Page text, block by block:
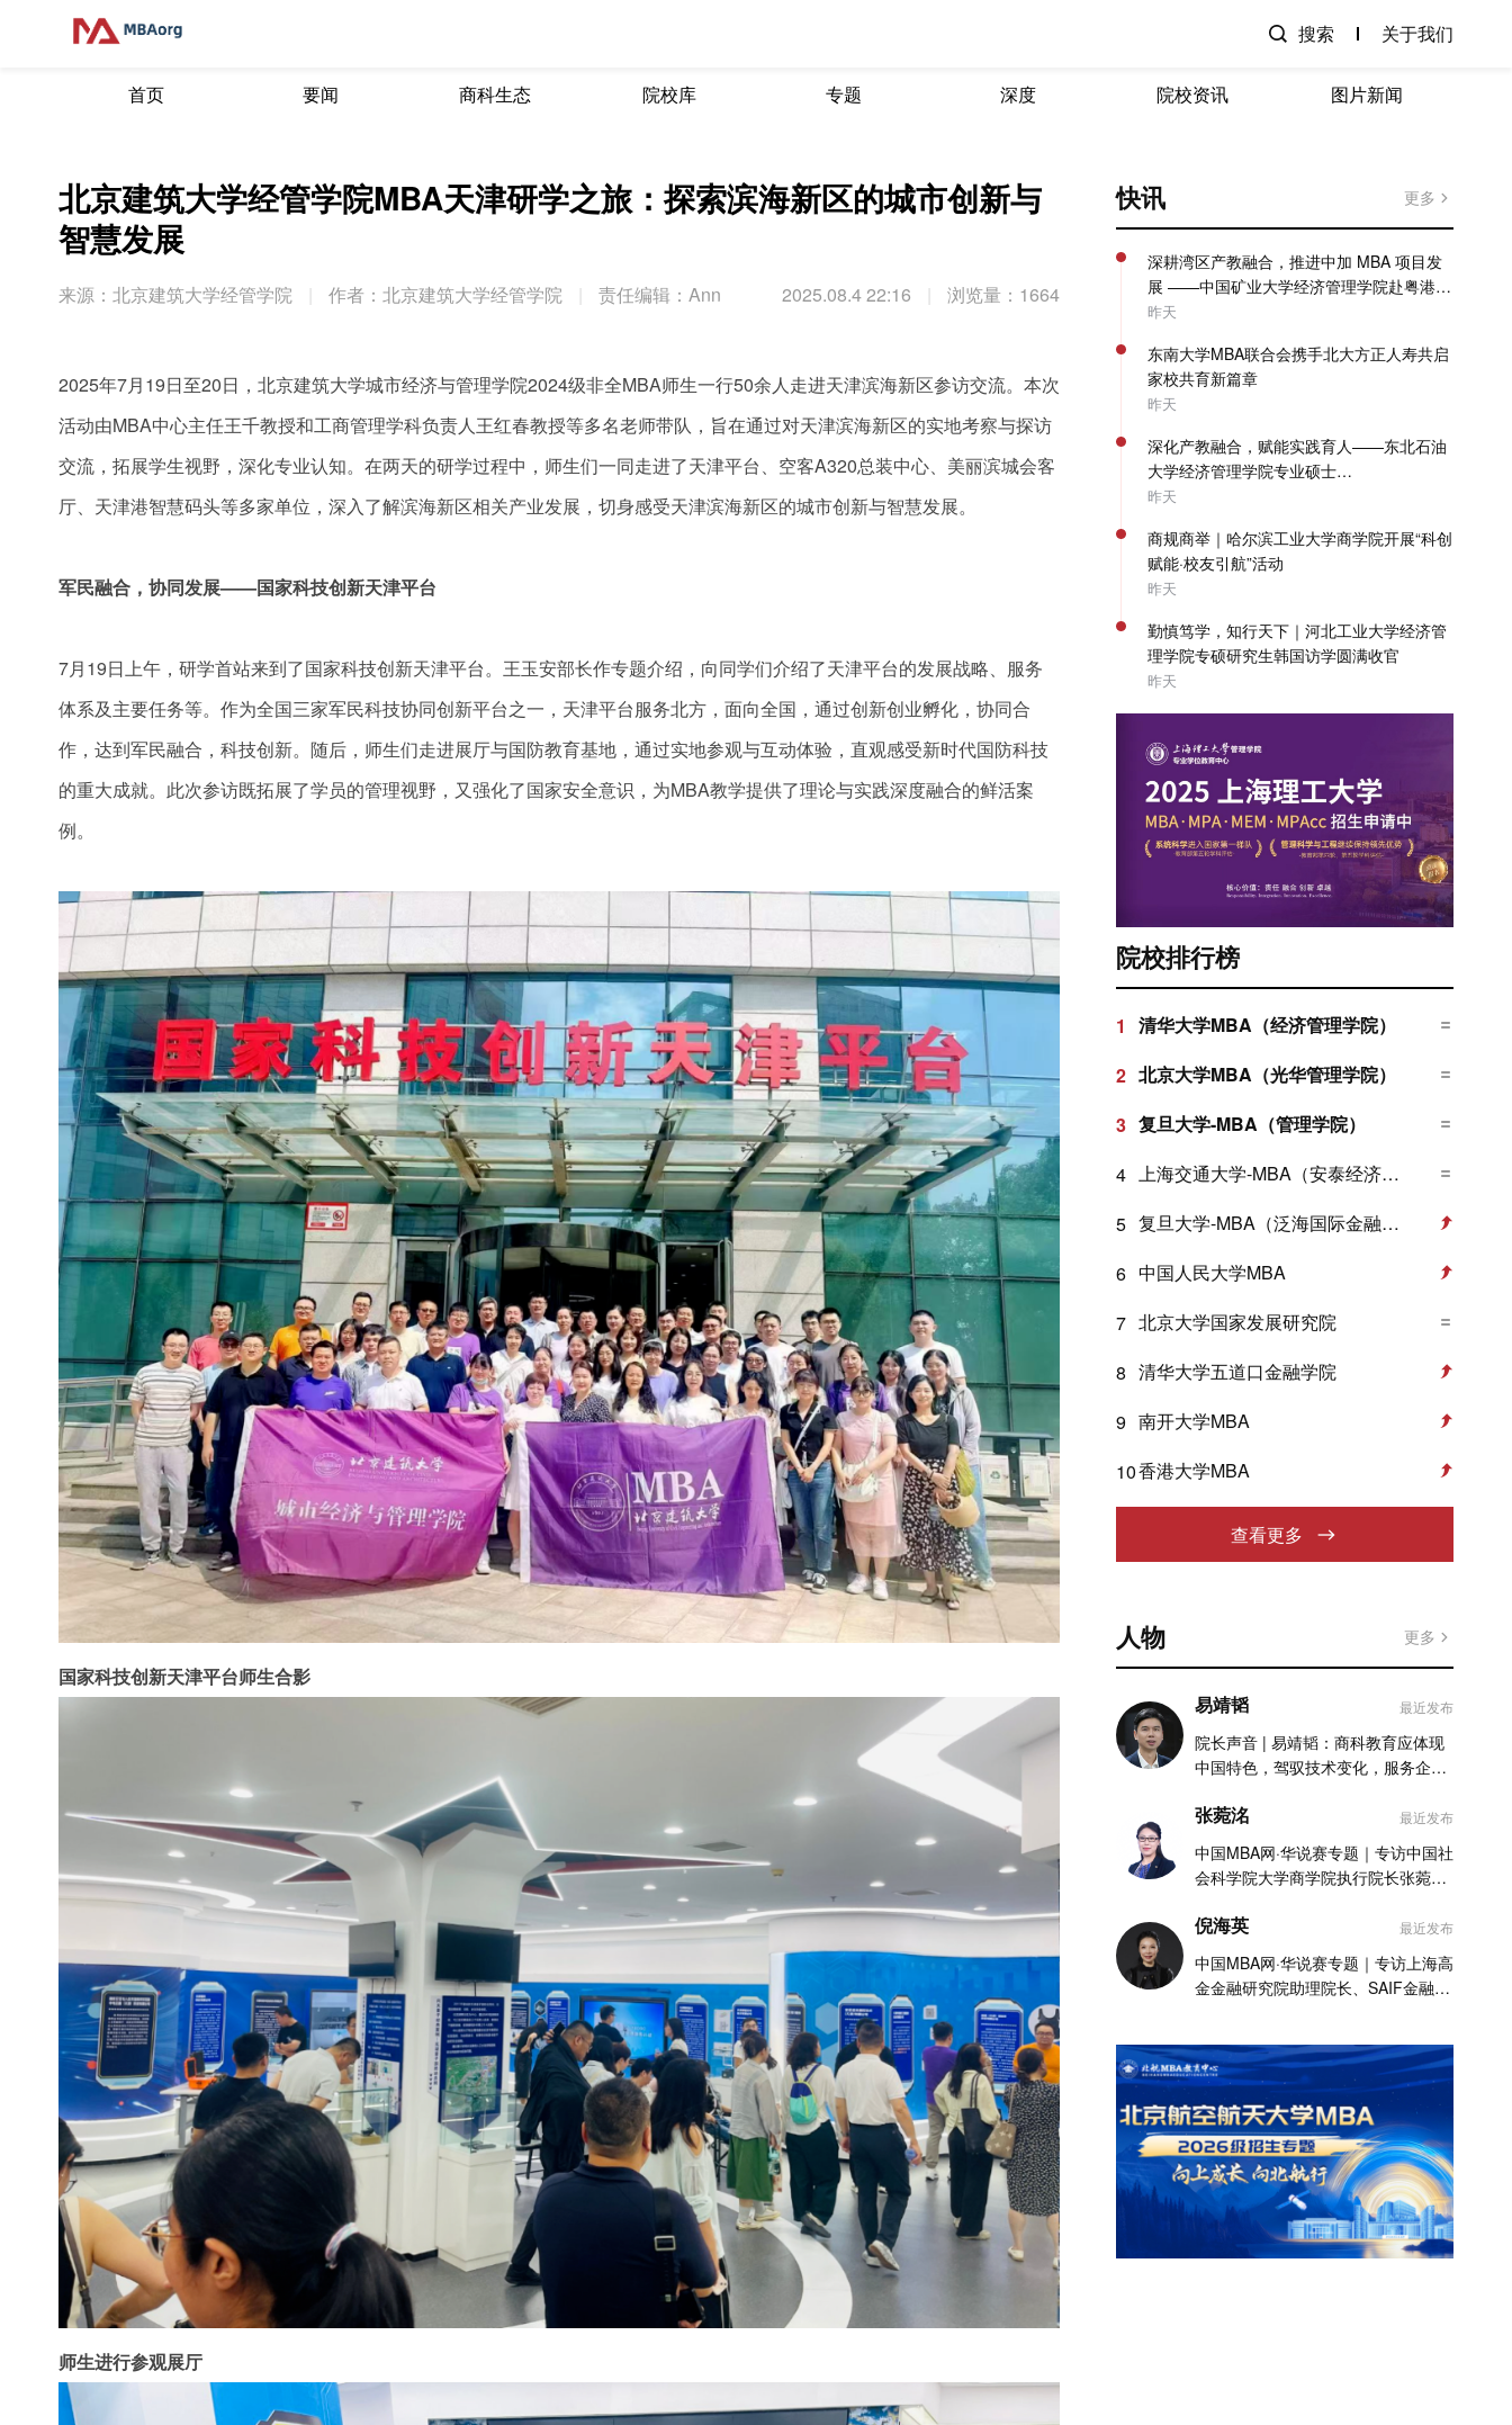
搜索 关于我们
首页 要闻 商科生态 院校库 专题 深度 院校资讯 图片新闻
北京建筑大学经管学院MBA天津研学之旅：探索滨海新区的城市创新与
智慧发展
来源：北京建筑大学经管学院 作者：北京建筑大学经管学院 责任编辑：Ann 2025.08.4 22:16 浏览量：1664
2025年7月19日至20日，北京建筑大学城市经济与管理学院2024级非全MBA师生一行50余人走进天津滨海新区参访交流。本次
活动由MBA中心主任王千教授和工商管理学科负责人王红春教授等多名老师带队，旨在通过对天津滨海新区的实地考察与探访
交流，拓展学生视野，深化专业认知。在两天的研学过程中，师生们一同走进了天津平台、空客A320总装中心、美丽滨城会客
厅、天津港智慧码头等多家单位，深入了解滨海新区相关产业发展，切身感受天津滨海新区的城市创新与智慧发展。
军民融合，协同发展——国家科技创新天津平台
7月19日上午，研学首站来到了国家科技创新天津平台。王玉安部长作专题介绍，向同学们介绍了天津平台的发展战略、服务
体系及主要任务等。作为全国三家军民科技协同创新平台之一，天津平台服务北方，面向全国，通过创新创业孵化，协同合
作，达到军民融合，科技创新。随后，师生们走进展厅与国防教育基地，通过实地参观与互动体验，直观感受新时代国防科技
的重大成就。此次参访既拓展了学员的管理视野，又强化了国家安全意识，为MBA教学提供了理论与实践深度融合的鲜活案
例。
国家科技创新天津平台师生合影
师生进行参观展厅
快讯 更多
深耕湾区产教融合，推进中加 MBA 项目发
展 ——中国矿业大学经济管理学院赴粤港澳
开展专项走访调研
昨天
东南大学MBA联合会携手北大方正人寿共启
家校共育新篇章
昨天
深化产教融合，赋能实践育人——东北石油
大学经济管理学院专业硕士
（MBA/MPAcc）系列教学活动圆满收官
昨天
商规商举｜哈尔滨工业大学商学院开展“科创
赋能·校友引航”活动
昨天
勤慎笃学，知行天下｜河北工业大学经济管
理学院专硕研究生韩国访学圆满收官
昨天
院校排行榜
1
清华大学MBA（经济管理学院）
2 北京大学MBA（光华管理学院）
3 复旦大学-MBA（管理学院）
4
上海交通大学-MBA（安泰经济与管理学院）
5
复旦大学-MBA（泛海国际金融学院）
6 中国人民大学MBA
7 北京大学国家发展研究院
8 清华大学五道口金融学院
9 南开大学MBA
10香港大学MBA
查看更多
人物 更多
易靖韬 最近发布
院长声音 | 易靖韬：商科教育应体现
中国特色，驾驭技术变化，服务企业
张菀洺 最近发布
中国MBA网·华说赛专题｜专访中国社
会科学院大学商学院执行院长张菀洺
倪海英 最近发布
中国MBA网·华说赛专题｜专访上海高
金金融研究院助理院长、SAIF金融